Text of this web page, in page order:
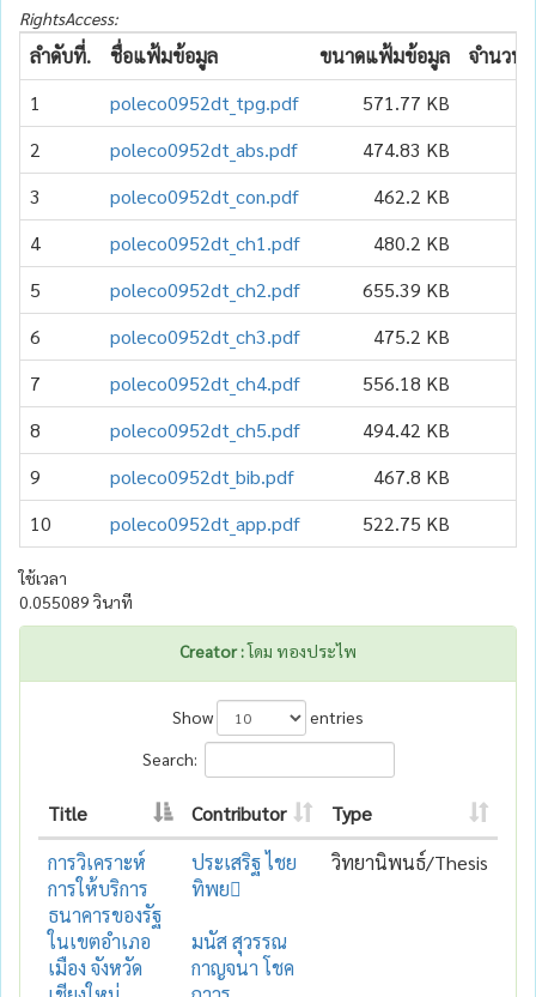
RightsAccess:
ลำดับที่. ชื่อแฟ้มข้อมูล ขนาดแฟ้มข้อมูล
จำนวนเ
1
poleco0952dt_tpg.pdf
571.77 KB
2
poleco0952dt_abs.pdf
474.83 KB
3
poleco0952dt_con.pdf
462.2 KB
4
poleco0952dt_ch1.pdf
480.2 KB
5
poleco0952dt_ch2.pdf
655.39 KB
6
poleco0952dt_ch3.pdf
475.2 KB
7
poleco0952dt_ch4.pdf
556.18 KB
8
poleco0952dt_ch5.pdf
494.42 KB
9
poleco0952dt_bib.pdf
467.8 KB
10
poleco0952dt_app.pdf 522.75 KB
ใช้เวลา
0.055089 วินาที
Creator :โดม ทองประไพ
Show
entries
Search:
Title Contributor
Type
การวิเคราะห์
การให้บริการ
ธนาคารของรัฐ
ในเขตอำเภอ
เมือง จังหวัด
ประเสริฐ ไชย
ทิพย
มนัส สุวรรณ
กาญจนา โชค
วิทยานิพนธ์/Thesis